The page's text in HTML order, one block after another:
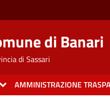
di Banari
di Sassari
AMMINISTRAZIONE